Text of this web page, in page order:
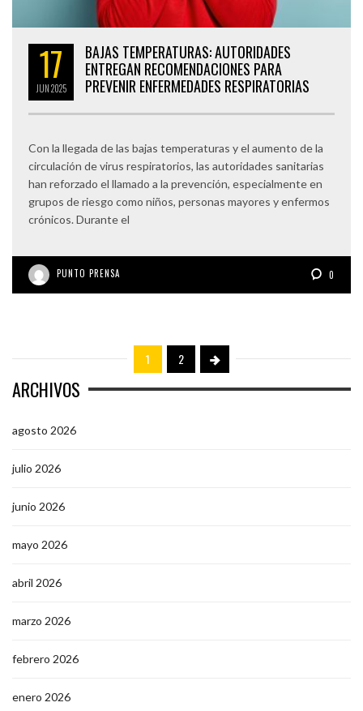
17
JUN2025
BAJAS TEMPERATURAS: AUTORIDADES
ENTREGAN RECOMENDACIONES PARA
PREVENIR ENFERMEDADES RESPIRATORIAS
Con la llegada de las bajas temperaturas y el aumento de la
circulación de virus respiratorios, las autoridades sanitarias
han reforzado el llamado a la prevención, especialmente en
grupos de riesgo como niños, personas mayores y enfermos
crónicos. Durante el
PUNTO PRENSA 0
1 2
ARCHIVOS
agosto 2026
julio 2026
junio 2026
mayo 2026
abril 2026
marzo 2026
febrero 2026
enero 2026